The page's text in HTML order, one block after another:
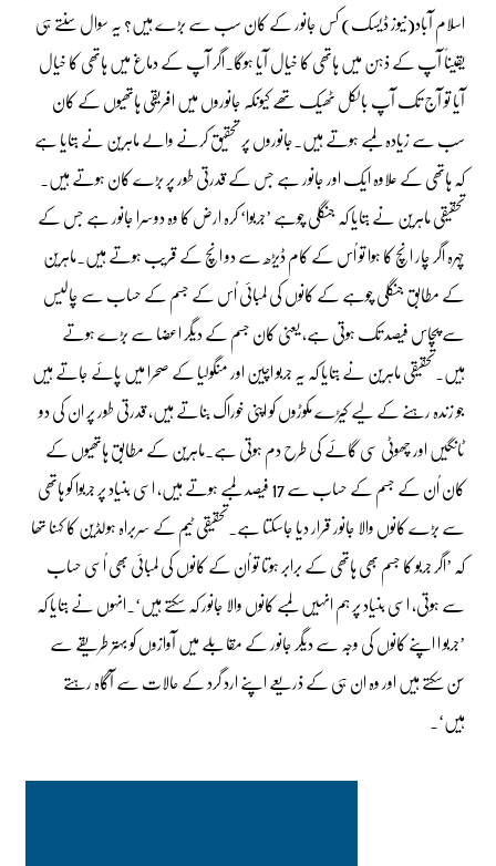
اسلام آباد(نیوز ڈیسک) کس جانور کے کان سب سے بڑے ہیں؟ یہ سوال سنتے ہی
یقیناً آپ کے ذہن میں ہاتھی کا خیال آیا ہوگا۔اگر آپ کے دماغ میں ہاتھی کا خیال
آیا تو آج تک آپ بالکل ٹھیک تھے کیونکہ جانوروں میں افریقی ہاتھیوں کے کان
سب سے زیادہ لمبے ہوتے ہیں۔جانوروں پر تحقیق کرنے والے ماہرین نے بتایا ہے
کہ ہاتھی کے علاوہ ایک اور جانور ہے جس کے قدرتی طور پر بڑے کان ہوتے ہیں۔
تحقیقی ماہرین نے بتایا کہ جنگلی چوہے ’جربوا‘ کرہ ارض کا وہ دوسرا جانور ہے جس کے
چہرہ اگر چار انچ کا ہوا تو اُس کے کام ڈیڑھ سے دو انچ کے قریب ہوتے ہیں۔ماہرین
کے مطابق جنگلی چوہے کے کانوں کی لمبائی اُس کے جسم کے حساب سے چالیس
سے پچاس فیصد تک ہوتی ہے، یعنی کان جسم کے دیگر اعضا سے بڑے ہوتے
ہیں۔تحقیقی ماہرین نے بتایا کہ یہ جربو اچین اور منگولیا کے صحرا میں پائے جاتے ہیں
جو زندہ رہنے کے لیے کیڑے مکوڑوں کو اپنی خوراک بناتے ہیں، قدرتی طور پر ان کی دو
ٹانگیں اور چھوٹی سی گائے کی طرح دم ہوتی ہے۔ماہرین کے مطابق ہاتھیوں کے
کان اُن کے جسم کے حساب سے 17 فیصد لمبے ہوتے ہیں، اسی بنیاد پر جربوا کو ہاتھی
سے بڑے کانوں والا جانور قرار دیا جاسکتا ہے۔تحقیقی ٹیم کے سربراہ ہولڈین کا کہنا تھا
کہ ’اگر جربو کا جسم بھی ہاتھی کے برابر ہوتا تو اُن کے کانوں کی لمبائی بھی اُسی حساب
سے ہوتی، اسی بنیاد پر ہم انہیں لمبے کانوں والا جانور کہ سکتے ہیں‘۔انہوں نے بتایا کہ
’جربو ا اپنے کانوں کی وجہ سے دیگر جانور کے مقابلے میں آوازوں کو بہتر طریقے سے
سُن سکتے ہیں اور وہ ان ہی کے ذریعے اپنے ارد گرد کے حالات سے آگاہ رہتے
ہیں‘۔